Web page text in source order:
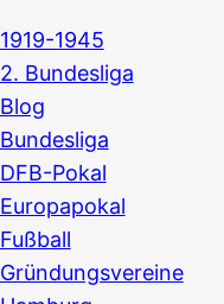
1919-1945
2. Bundesliga
Blog
Bundesliga
DFB-Pokal
Europapokal
Fußball
Gründungsvereine